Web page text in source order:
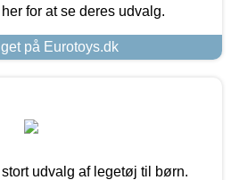
for at se deres udvalg.
på Eurotoys.dk
udvalg af legetøj til børn.